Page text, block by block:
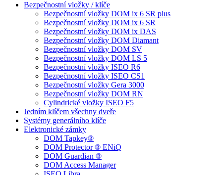
Bezpečnostní vložky / klíče
Bezpečnostní vložky DOM ix 6 SR plus
Bezpečnostní vložky DOM ix 6 SR
Bezpečnostní vložky DOM ix DAS
Bezpečnostní vložky DOM Diamant
Bezpečnostní vložky DOM SV
Bezpečnostní vložky DOM LS 5
Bezpečnostní vložky ISEO R6
Bezpečnostní vložky ISEO CS1
Bezpečnostní vložky Gera 3000
Bezpečnostní vložky DOM RN
Cylindrické vložky ISEO F5
Jedním klíčem všechny dveře
Systémy generálního klíče
Elektronické zámky
DOM Tapkey®
DOM Protector ® ENiQ
DOM Guardian ®
DOM Access Manager